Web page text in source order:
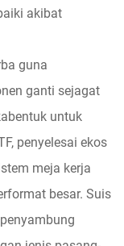
akibat
guna
ganti sejagat
untuk
penyelesai ekos
meja kerja
besar. Suis